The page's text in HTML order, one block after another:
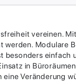
vereinen.
Modulare
in
Veränderung